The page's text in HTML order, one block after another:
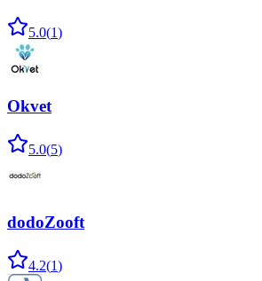
5.0(1)
Okvet
5.0(5)
dodoZooft
4.2(1)